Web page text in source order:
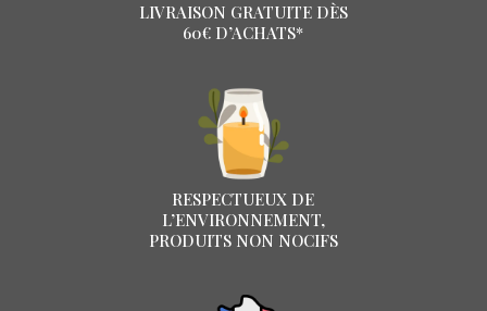
LIVRAISON GRATUITE DÈS
60€ D’ACHATS*
RESPECTUEUX DE
L’ENVIRONNEMENT,
PRODUITS NON NOCIFS